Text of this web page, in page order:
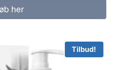
her
Tilbud!